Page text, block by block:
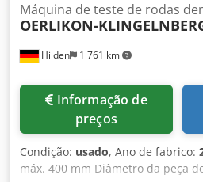
Hilden 1 761 km
Máquina de teste de rodas
OERLIKON-
preços
Condição: usado, Ano de fabrico:
máx. 400 mm Diâmetro da peça